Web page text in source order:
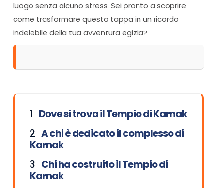
luogo senza alcuno stress. Sei pronto a scoprire
come trasformare questa tappa in un ricordo
indelebile della tua avventura egizia?
Dove si trova il Tempio di Karnak
A chi è dedicato il complesso di
Karnak
Chi ha costruito il Tempio di
Karnak